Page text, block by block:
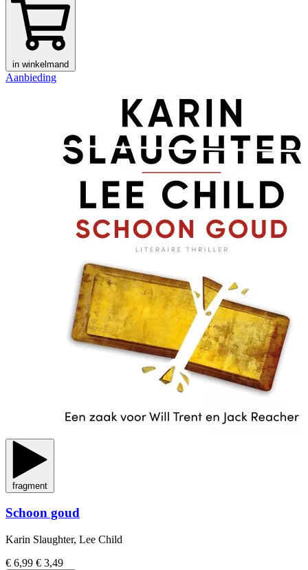
in winkelmand
Aanbieding
fragment
Schoon goud
Karin Slaughter, Lee Child
€ 6,99 € 3,49